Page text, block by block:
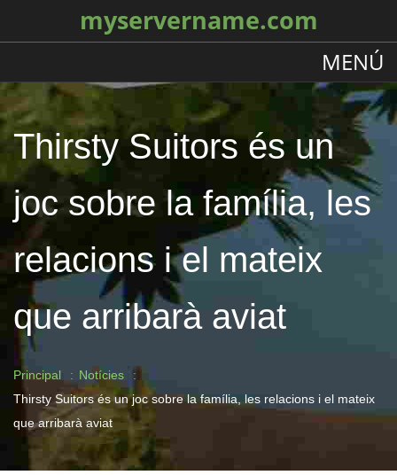
myservername.com
MENÚ
Thirsty Suitors és un
joc sobre la família, les
relacions i el mateix
que arribarà aviat
Principal
Notícies
Thirsty Suitors és un joc sobre la família, les relacions i el mateix
que arribarà aviat